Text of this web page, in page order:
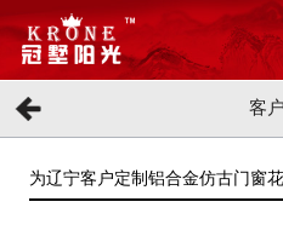
客
为辽宁客户定制铝合金仿古门窗